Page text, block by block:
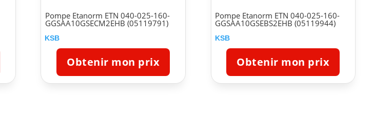
Pompe Etanorm ETN 040-025-160-
GGSAA10GSECM2EHB (05119791)
KSB
Obtenir mon prix
Pompe Etanorm ETN 040-025-160-
GGSAA10GSEBS2EHB (05119944)
KSB
Obtenir mon prix